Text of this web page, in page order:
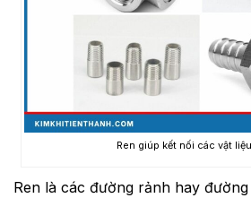
Ren giúp kết nối các vật
Ren là các đường rảnh hay